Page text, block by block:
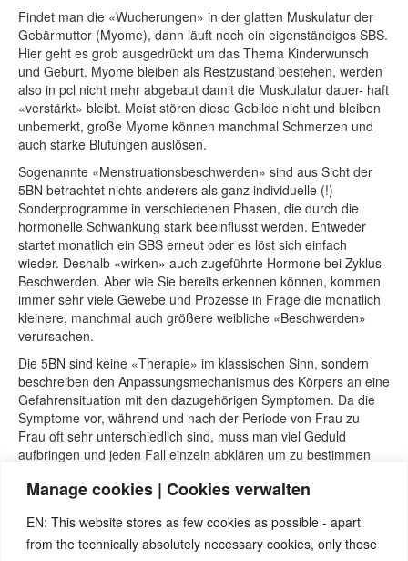
Manage cookies | Cookies verwalten
EN: This website stores as few cookies as possible - apart
from the technically absolutely necessary cookies, only those
Findet man die «Wucherungen» in der glatten Muskulatur der
Gebärmutter (Myome), dann läuft noch ein eigenständiges SBS.
Hier geht es grob ausgedrückt um das Thema Kinderwunsch
und Geburt. Myome bleiben als Restzustand bestehen, werden
also in pcl nicht mehr abgebaut damit die Muskulatur dauer- haft
«verstärkt» bleibt. Meist stören diese Gebilde nicht und bleiben
unbemerkt, große Myome können manchmal Schmerzen und
auch starke Blutungen auslösen.
Sogenannte «Menstruationsbeschwerden» sind aus Sicht der
5BN betrachtet nichts anderers als ganz individuelle (!)
Sonderprogramme in verschiedenen Phasen, die durch die
hormonelle Schwankung stark beeinflusst werden. Entweder
startet monatlich ein SBS erneut oder es löst sich einfach
wieder. Deshalb «wirken» auch zugeführte Hormone bei Zyklus-
Beschwerden. Aber wie Sie bereits erkennen können, kommen
immer sehr viele Gewebe und Prozesse in Frage die monatlich
kleinere, manchmal auch größere weibliche «Beschwerden»
verursachen.
Die 5BN sind keine «Therapie» im klassischen Sinn, sondern
beschreiben den Anpassungsmechanismus des Körpers an eine
Gefahrensituation mit den dazugehörigen Symptomen. Da die
Symptome vor, während und nach der Periode von Frau zu
Frau oft sehr unterschiedlich sind, muss man viel Geduld
aufbringen und jeden Fall einzeln abklären um zu bestimmen
erreicht werden, dass das SBS nicht mehr oder weniger oft
oder Operation werden generell nicht abgelehnt, finden aber
nach einer guten 5BN-Analyse eine viel sinnvollere Anwendung.